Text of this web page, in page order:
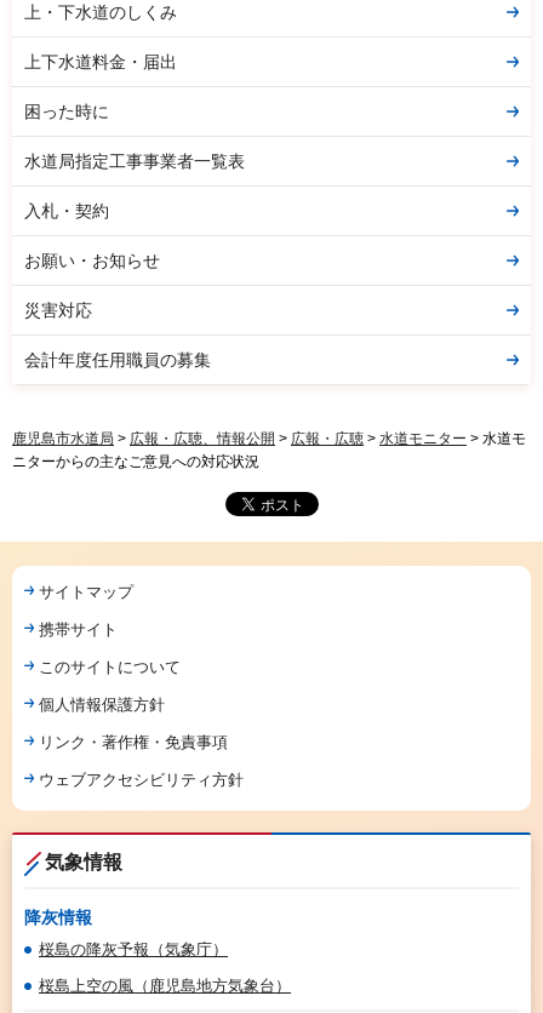
上・下水道のしくみ
上下水道料金・届出
困った時に
水道局指定工事事業者一覧表
入札・契約
お願い・お知らせ
災害対応
会計年度任用職員の募集
鹿児島市水道局 > 広報・広聴、情報公開 > 広報・広聴 > 水道モニター > 水道モ
ニターからの主なご意見への対応状況
サイトマップ
携帯サイト
このサイトについて
個人情報保護方針
リンク・著作権・免責事項
ウェブアクセシビリティ方針
気象情報
降灰情報
桜島の降灰予報（気象庁）
桜島上空の風（鹿児島地方気象台）